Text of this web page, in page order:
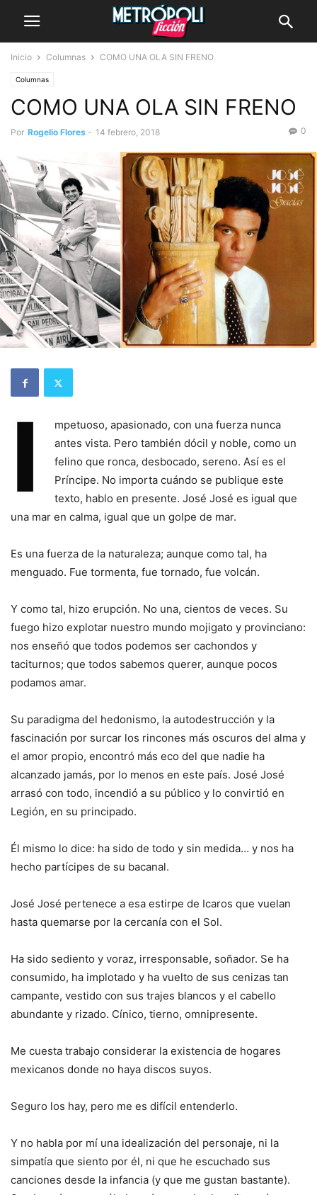
Inicio Columnas COMO UNA OLA SIN FRENO
Columnas
COMO UNA OLA SIN FRENO
Por Rogelio Flores - 14 febrero, 2018 0
mpetuoso, apasionado, con una fuerza nunca
antes vista. Pero también dócil y noble, como un
felino que ronca, desbocado, sereno. Así es el
Príncipe. No importa cuándo se publique este
texto, hablo en presente. José José es igual que
una mar en calma, igual que un golpe de mar.
Es una fuerza de la naturaleza; aunque como tal, ha
menguado. Fue tormenta, fue tornado, fue volcán.
Y como tal, hizo erupción. No una, cientos de veces. Su
fuego hizo explotar nuestro mundo mojigato y provinciano:
nos enseñó que todos podemos ser cachondos y
taciturnos; que todos sabemos querer, aunque pocos
podamos amar.
Su paradigma del hedonismo, la autodestrucción y la
fascinación por surcar los rincones más oscuros del alma y
el amor propio, encontró más eco del que nadie ha
alcanzado jamás, por lo menos en este país. José José
arrasó con todo, incendió a su público y lo convirtió en
Legión, en su principado.
Él mismo lo dice: ha sido de todo y sin medida… y nos ha
hecho partícipes de su bacanal.
José José pertenece a esa estirpe de Icaros que vuelan
hasta quemarse por la cercanía con el Sol.
Ha sido sediento y voraz, irresponsable, soñador. Se ha
consumido, ha implotado y ha vuelto de sus cenizas tan
campante, vestido con sus trajes blancos y el cabello
abundante y rizado. Cínico, tierno, omnipresente.
Me cuesta trabajo considerar la existencia de hogares
mexicanos donde no haya discos suyos.
Seguro los hay, pero me es difícil entenderlo.
Y no habla por mí una idealización del personaje, ni la
simpatía que siento por él, ni que he escuchado sus
canciones desde la infancia (y que me gustan bastante).